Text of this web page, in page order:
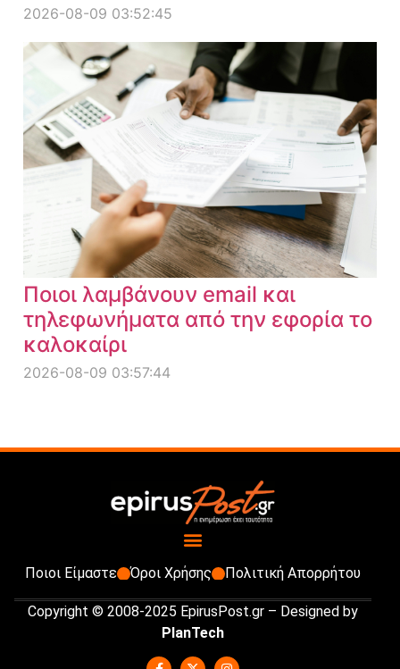
2026-08-09 03:52:45
Ποιοι λαμβάνουν email και
τηλεφωνήματα από την εφορία το
καλοκαίρι
2026-08-09 03:57:44
Ποιοι Είμαστε Όροι Χρήσης Πολιτική Απορρήτου
Copyright © 2008-2025 EpirusPost.gr – Designed by
PlanTech